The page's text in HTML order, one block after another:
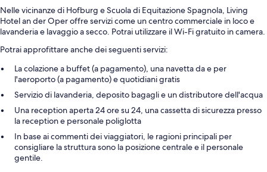
Nelle vicinanze di Hofburg e Scuola di Equitazione Spagnola, Living
Hotel an der Oper offre servizi come un centro commerciale in loco e
lavanderia e lavaggio a secco. Potrai utilizzare il Wi-Fi gratuito in camera.
Potrai approfittare anche dei seguenti servizi:
La colazione a buffet (a pagamento), una navetta da e per
l'aeroporto (a pagamento) e quotidiani gratis
Servizio di lavanderia, deposito bagagli e un distributore dell'acqua
Una reception aperta 24 ore su 24, una cassetta di sicurezza presso
la reception e personale poliglotta
In base ai commenti dei viaggiatori, le ragioni principali per
consigliare la struttura sono la posizione centrale e il personale
gentile.